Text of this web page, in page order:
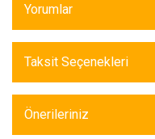
Yorumlar
Taksit Seçenekleri
Önerileriniz